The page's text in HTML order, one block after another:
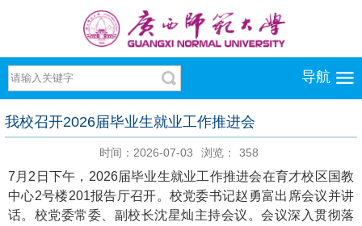
导航
我校召开2026届毕业生就业工作推进会
时间：2026-07-03 浏览： 358
7月2日下午，2026届毕业生就业工作推进会在育才校区国教
中心2号楼201报告厅召开。校党委书记赵勇富出席会议并讲
话。校党委常委、副校长沈星灿主持会议。会议深入贯彻落